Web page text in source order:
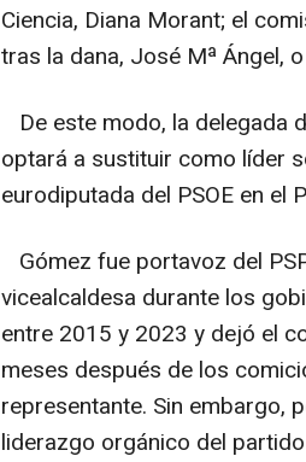
Ciencia, Diana Morant; el
tras la dana, José Mª Ángel,
De este modo, la delegada
optará a sustituir como líder
eurodiputada del PSOE en el
Gómez fue portavoz del
vicealcaldesa durante los
entre 2015 y 2023 y dejó el
meses después de los
representante. Sin embargo,
liderazgo orgánico del